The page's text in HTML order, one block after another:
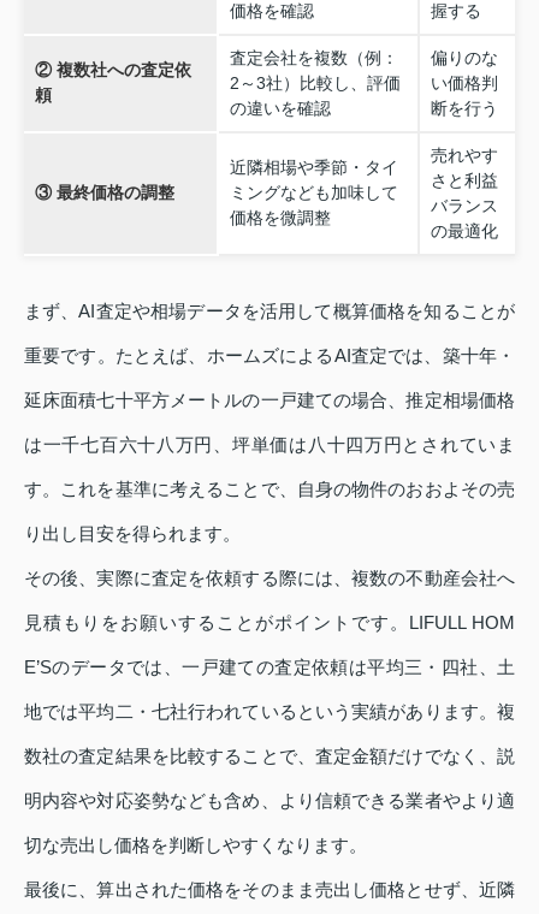
価格を確認
握する
② 複数社への査定依
頼
査定会社を複数（例：
2～3社）比較し、評価
の違いを確認
偏りのな
い価格判
断を行う
③ 最終価格の調整
近隣相場や季節・タイ
ミングなども加味して
価格を微調整
売れやす
さと利益
バランス
の最適化
まず、AI査定や相場データを活用して概算価格を知ることが
重要です。たとえば、ホームズによるAI査定では、築十年・
延床面積七十平方メートルの一戸建ての場合、推定相場価格
は一千七百六十八万円、坪単価は八十四万円とされていま
す。これを基準に考えることで、自身の物件のおおよその売
り出し目安を得られます。
その後、実際に査定を依頼する際には、複数の不動産会社へ
見積もりをお願いすることがポイントです。LIFULL HOM
E’Sのデータでは、一戸建ての査定依頼は平均三・四社、土
地では平均二・七社行われているという実績があります。複
数社の査定結果を比較することで、査定金額だけでなく、説
明内容や対応姿勢なども含め、より信頼できる業者やより適
切な売出し価格を判断しやすくなります。
最後に、算出された価格をそのまま売出し価格とせず、近隣